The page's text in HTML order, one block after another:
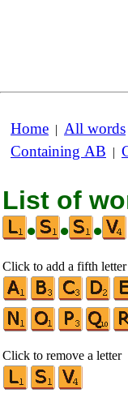
Home | All words
Containing AB |
List of
•
• •
Click to add a fifth letter
Click to remove a letter